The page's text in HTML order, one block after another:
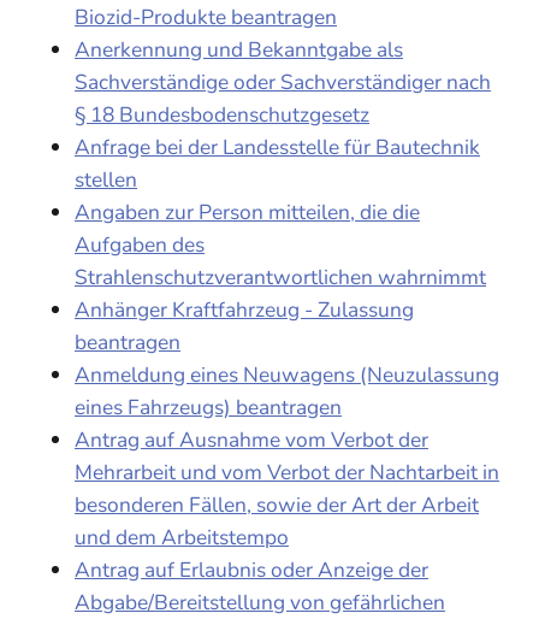
Biozid-Produkte beantragen
Anerkennung und Bekanntgabe als
Sachverständige oder Sachverständiger nach
§ 18 Bundesbodenschutzgesetz
Anfrage bei der Landesstelle für Bautechnik
stellen
Angaben zur Person mitteilen, die die
Aufgaben des
Strahlenschutzverantwortlichen wahrnimmt
Anhänger Kraftfahrzeug - Zulassung
beantragen
Anmeldung eines Neuwagens (Neuzulassung
eines Fahrzeugs) beantragen
Antrag auf Ausnahme vom Verbot der
Mehrarbeit und vom Verbot der Nachtarbeit in
besonderen Fällen, sowie der Art der Arbeit
und dem Arbeitstempo
Antrag auf Erlaubnis oder Anzeige der
Abgabe/Bereitstellung von gefährlichen